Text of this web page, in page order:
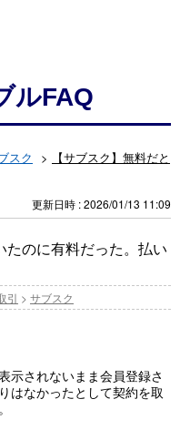
ルFAQ
スク >
【サブスク】無料だと
更新日時 : 2026/01/13 11:09
たのに有料だった。払い
引 > サブスク
示されないまま会員登録さ
はなかったとして契約を取